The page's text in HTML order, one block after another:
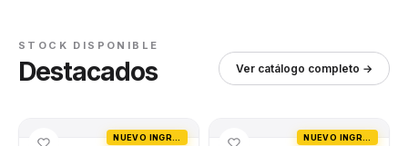
STOCK DISPONIBLE
Destacados Ver catálogo completo →